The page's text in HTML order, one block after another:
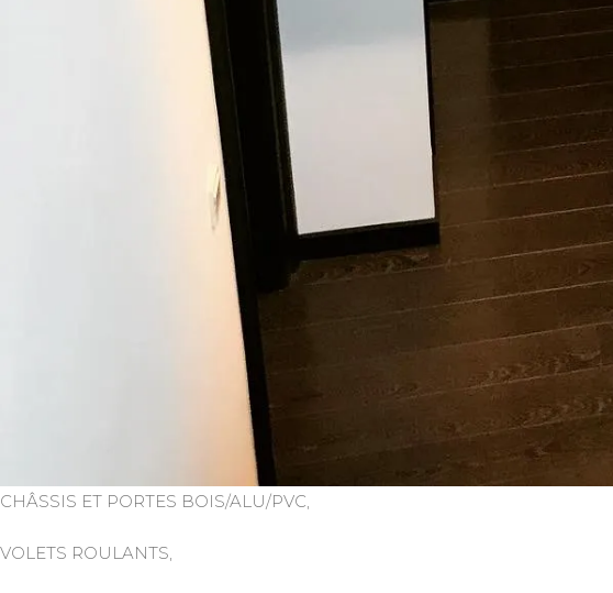
CHÂSSIS ET PORTES BOIS/ALU/PVC,
VOLETS ROULANTS,